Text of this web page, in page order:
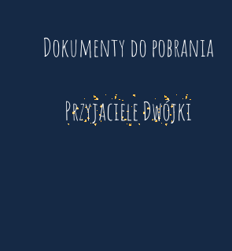
Dokumenty do pobrania
Przyjaciele Dwójki